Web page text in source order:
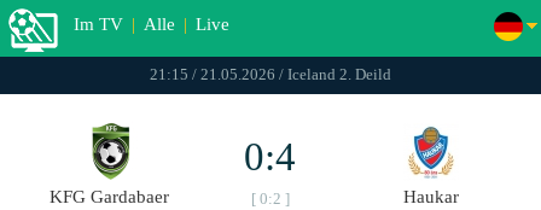
Im TV | Alle | Live
21:15 / 21.05.2026 / Iceland 2. Deild
KFG Gardabaer
0:4
[ 0:2 ] Haukar